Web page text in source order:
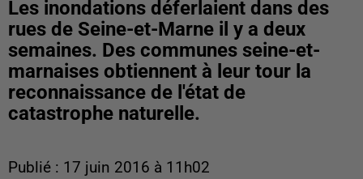
Les inondations déferlaient dans des
rues de Seine-et-Marne il y a deux
semaines. Des communes seine-et-
marnaises obtiennent à leur tour la
reconnaissance de l'état de
catastrophe naturelle.
Publié : 17 juin 2016 à 11h02